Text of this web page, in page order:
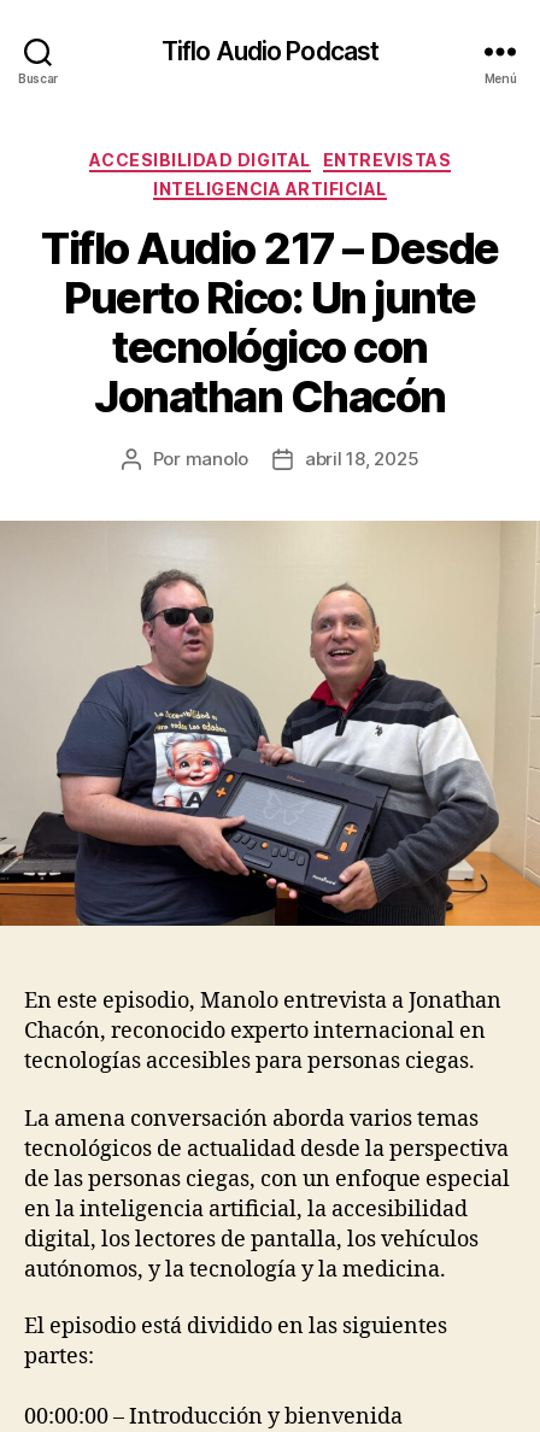
Buscar
Tiflo Audio Podcast
Menú
Categorías
ACCESIBILIDAD DIGITAL
ENTREVISTAS
INTELIGENCIA ARTIFICIAL
Tiflo Audio 217 – Desde
Puerto Rico: Un junte
tecnológico con
Jonathan Chacón
Autor
Por manolo
Fechaabril 18, 2025
En este episodio, Manolo entrevista a Jonathan
Chacón, reconocido experto internacional en
tecnologías accesibles para personas ciegas.
La amena conversación aborda varios temas
tecnológicos de actualidad desde la perspectiva
de las personas ciegas, con un enfoque especial
en la inteligencia artificial, la accesibilidad
digital, los lectores de pantalla, los vehículos
autónomos, y la tecnología y la medicina.
El episodio está dividido en las siguientes
partes:
00:00:00 – Introducción y bienvenida